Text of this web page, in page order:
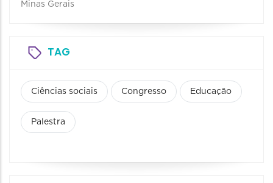
Minas Gerais
TAG
Ciências sociais Congresso Educação
Palestra